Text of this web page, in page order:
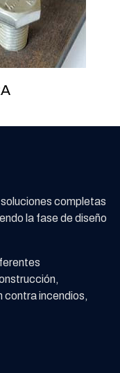
completas
la fase de diseño
incendios,